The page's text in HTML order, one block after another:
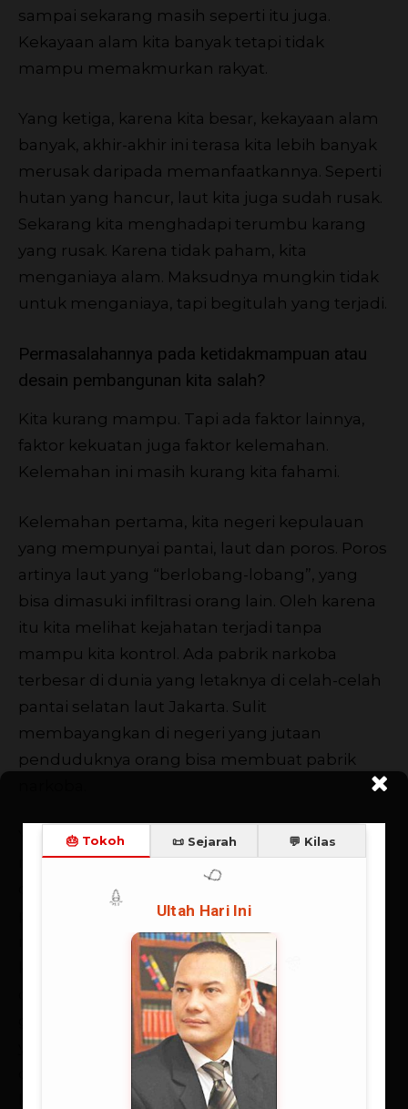
sampai sekarang masih seperti itu juga.
Kekayaan alam kita banyak tetapi tidak
mampu memakmurkan rakyat.
Yang ketiga, karena kita besar, kekayaan alam
banyak, akhir-akhir ini terasa kita lebih banyak
merusak daripada memanfaatkannya. Seperti
hutan yang hancur, laut kita juga sudah rusak.
Sekarang kita menghadapi terumbu karang
yang rusak. Karena tidak paham, kita
menganiaya alam. Maksudnya mungkin tidak
untuk menganiaya, tapi begitulah yang terjadi.
Permasalahannya pada ketidakmampuan atau
desain pembangunan kita salah?
Kita kurang mampu. Tapi ada faktor lainnya,
faktor kekuatan juga faktor kelemahan.
Kelemahan ini masih kurang kita fahami.
Kelemahan pertama, kita negeri kepulauan
yang mempunyai pantai, laut dan poros. Poros
artinya laut yang “berlobang-lobang”, yang
bisa dimasuki infiltrasi orang lain. Oleh karena
itu kita melihat kejahatan terjadi tanpa
mampu kita kontrol. Ada pabrik narkoba
terbesar di dunia yang letaknya di celah-celah
pantai selatan laut Jakarta. Sulit
membayangkan di negeri yang jutaan
penduduknya orang bisa membuat pabrik
Yang kedua, dari semula kita sudah
mengatakan kemakmuran hanya bisa kita
capai melalui persatuan. Kesatuan dan
persatuan adalah tema utama Indonesia sejak
merdeka. Sejak jaman kolonial kita tidak ada
kesatuan dan persatuan. Dengan demikian
orang luar yang datang ke negeri ini dengan
gampangnya mengadudomba. Bukan kita
yang bersatu menghadapi orang luar, tapi
orang luar memanfaatkan posisi kita,
kedudukan kita, dan kekayaan alam kita. Dulu